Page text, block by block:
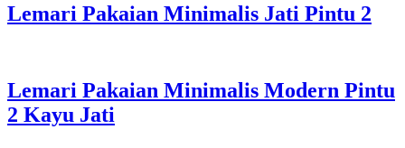
Lemari Pakaian Minimalis Jati Pintu 2
Lemari Pakaian Minimalis Modern Pintu
2 Kayu Jati